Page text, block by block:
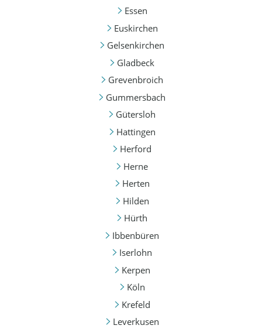
Essen
Euskirchen
Gelsenkirchen
Gladbeck
Grevenbroich
Gummersbach
Gütersloh
Hattingen
Herford
Herne
Herten
Hilden
Hürth
Ibbenbüren
Iserlohn
Kerpen
Köln
Krefeld
Leverkusen